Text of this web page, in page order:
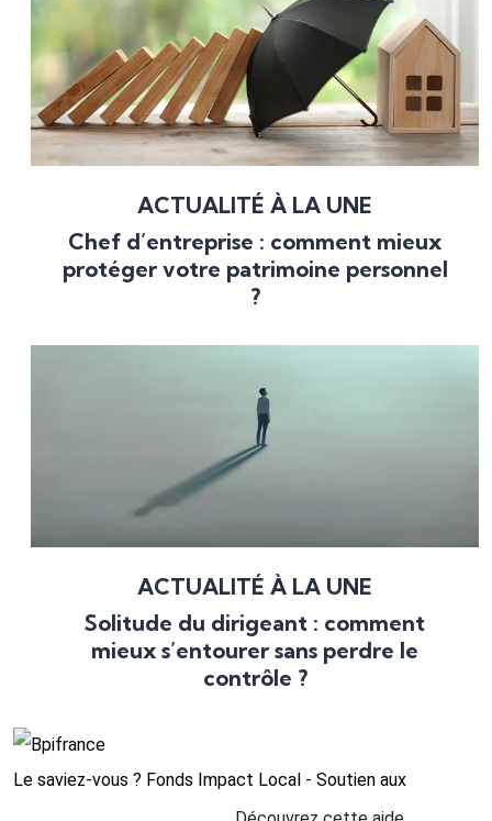
ACTUALITÉ À LA UNE
Chef d’entreprise : comment mieux
protéger votre patrimoine personnel
?
ACTUALITÉ À LA UNE
Solitude du dirigeant : comment
mieux s’entourer sans perdre le
contrôle ?
Le saviez-vous ? Fonds Impact Local - Soutien aux